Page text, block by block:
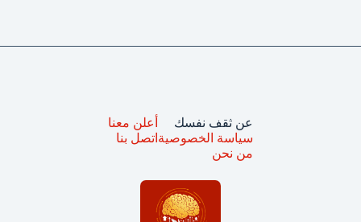
عن ثقف نفسك
سياسة الخصوصية
من نحن
أعلن معنا
اتصل بنا